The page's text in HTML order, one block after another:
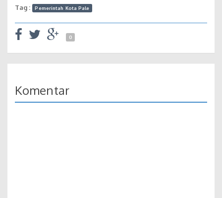
Tag : Pemerintah Kota Pale
0
Komentar